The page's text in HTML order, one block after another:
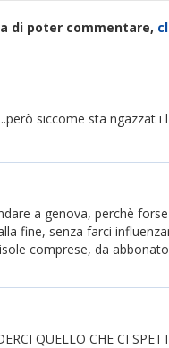
di poter commentare,
siccome sta ngazzat i
a genova, perchè
fine, senza farci
comprese, da
QUELLO CHE CI